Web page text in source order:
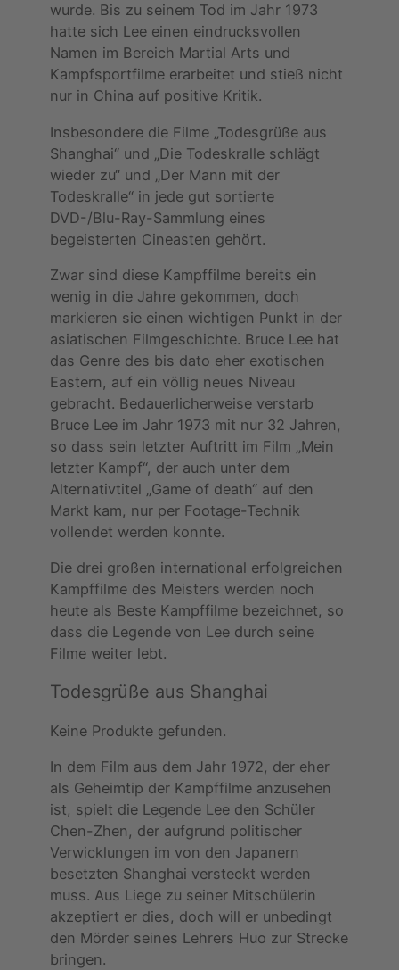
wurde. Bis zu seinem Tod im Jahr 1973
hatte sich Lee einen eindrucksvollen
Namen im Bereich Martial Arts und
Kampfsportfilme erarbeitet und stieß nicht
nur in China auf positive Kritik.
Insbesondere die Filme „Todesgrüße aus
Shanghai“ und „Die Todeskralle schlägt
wieder zu“ und „Der Mann mit der
Todeskralle“ in jede gut sortierte
DVD-/Blu-Ray-Sammlung eines
begeisterten Cineasten gehört.
Zwar sind diese Kampffilme bereits ein
wenig in die Jahre gekommen, doch
markieren sie einen wichtigen Punkt in der
asiatischen Filmgeschichte. Bruce Lee hat
das Genre des bis dato eher exotischen
Eastern, auf ein völlig neues Niveau
gebracht. Bedauerlicherweise verstarb
Bruce Lee im Jahr 1973 mit nur 32 Jahren,
so dass sein letzter Auftritt im Film „Mein
letzter Kampf“, der auch unter dem
Alternativtitel „Game of death“ auf den
Markt kam, nur per Footage-Technik
vollendet werden konnte.
Die drei großen international erfolgreichen
Kampffilme des Meisters werden noch
heute als Beste Kampffilme bezeichnet, so
dass die Legende von Lee durch seine
Filme weiter lebt.
Todesgrüße aus Shanghai
Keine Produkte gefunden.
In dem Film aus dem Jahr 1972, der eher
als Geheimtip der Kampffilme anzusehen
ist, spielt die Legende Lee den Schüler
Chen-Zhen, der aufgrund politischer
Verwicklungen im von den Japanern
besetzten Shanghai versteckt werden
muss. Aus Liege zu seiner Mitschülerin
akzeptiert er dies, doch will er unbedingt
den Mörder seines Lehrers Huo zur Strecke
bringen.